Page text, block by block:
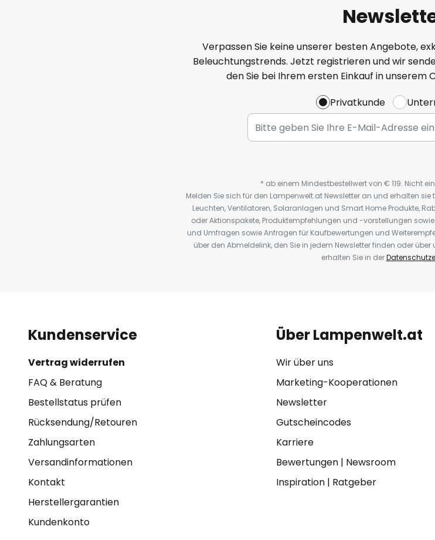
Verpassen Sie keine unserer besten Angebote,
Beleuchtungstrends. Jetzt registrieren und wir
den Sie bei Ihrem ersten Einkauf in unserem
Privatkunde
* ab einem Mindestbestellwert von € 119. Nicht
Melden Sie sich für den Lampenwelt.at Newsletter an und erhalten
Leuchten, Ventilatoren, Solaranlagen und Smart Home Produkte,
oder Aktionspakete, Produktempfehlungen und -vorstellungen
und Umfragen sowie Anfragen für Kaufbewertungen und
über den Abmeldelink, den Sie in jedem Newsletter finden oder über
erhalten Sie in der
Kundenservice
Vertrag widerrufen
FAQ & Beratung
Bestellstatus prüfen
Rücksendung/Retouren
Zahlungsarten
Versandinformationen
Kontakt
Herstellergarantien
Kundenkonto
Über Lampenwelt.at
Wir über uns
Marketing-Kooperationen
Newsletter
Gutscheincodes
Karriere
Bewertungen| Newsroom
Inspiration| Ratgeber